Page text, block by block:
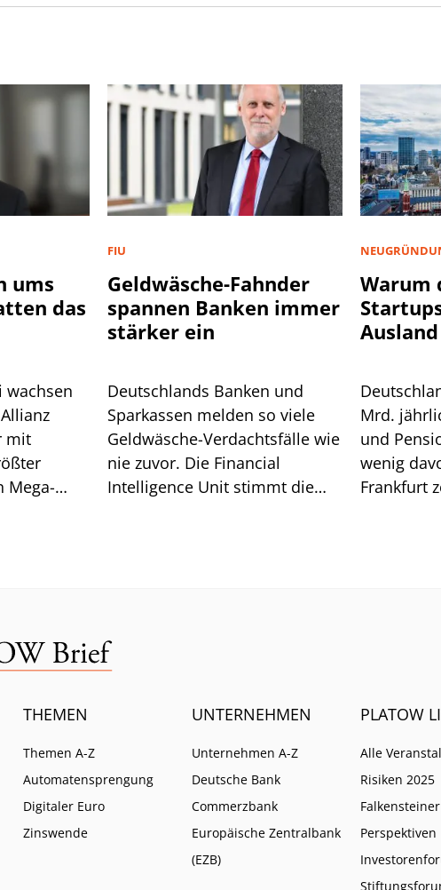
ums
das
wachsen
mit
Mega-
FIU
Geldwäsche-Fahnder
spannen Banken immer
stärker ein
Deutschlands Banken und
Sparkassen melden so viele
Geldwäsche-Verdachtsfälle wie
nie zuvor. Die Financial
Intelligence Unit stimmt die
Warum
Mrd.
und
wenig
Frankfurt
THEMEN
Themen A-Z
Automatensprengung
Digitaler Euro
Zinswende
UNTERNEHMEN
Unternehmen A-Z
Deutsche Bank
Commerzbank
Europäische Zentralbank
(EZB)
PLATOW
Alle
Risiken 2025
Falkensteiner
Perspektiven